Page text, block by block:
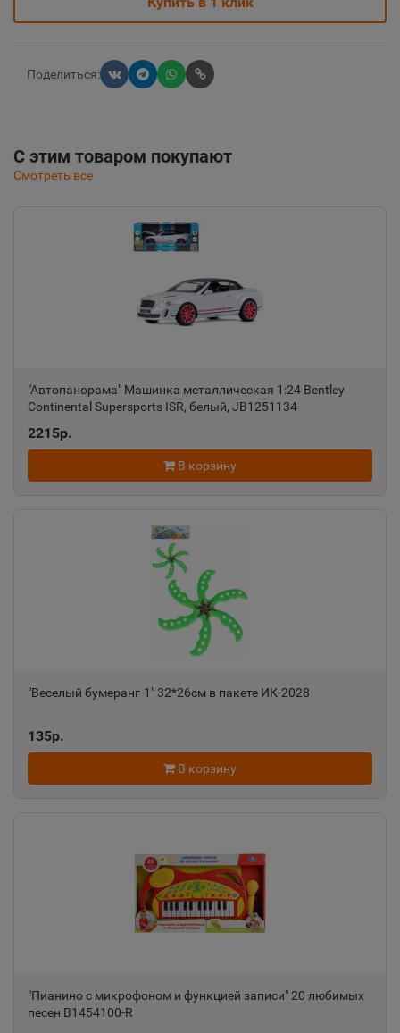
Поделиться:
С этим товаром покупают
Смотреть все
"Автопанорама" Машинка металлическая 1:24 Bentley
Continental Supersports ISR, белый, JB1251134
2215р.
В корзину
"Веселый бумеранг-1" 32*26см в пакете ИК-2028
135р.
В корзину
"Пианино с микрофоном и функцией записи" 20 любимых
песен B1454100-R